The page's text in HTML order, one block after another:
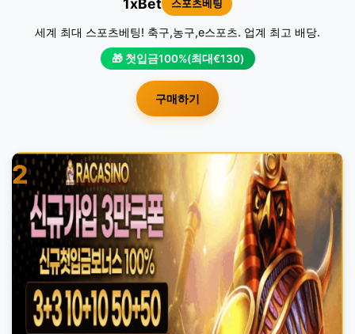
스포츠베팅
세계 최대 스포츠베팅! 축구,농구,e스포츠. 업계 최고 배당.
🎁 첫입금100%(최대€130)
구매하기
2